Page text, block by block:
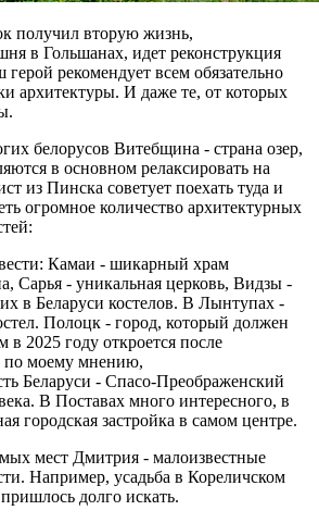
получил вторую жизнь,
в Гольшанах, идет реконструкция
рекомендует всем обязательно
архитектуры. И даже те, от которых
белорусов Витебщина - страна озер,
в основном релаксировать на
из Пинска советует поехать туда и
огромное количество архитектурных
Камаи - шикарный храм
Сарья - уникальная церковь, Видзы -
в Беларуси костелов. В Лынтупах -
Полоцк - город, который должен
2025 году откроется после
по моему мнению,
Беларуси - Спасо-Преображенский
В Поставах много интересного, в
городская застройка в самом центре.
мест Дмитрия - малоизвестные
Например, усадьба в Кореличском
долго искать.